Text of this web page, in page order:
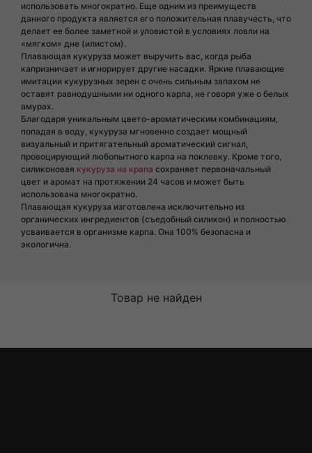
использовать многократно. Еще одним из преимуществ
данного продукта является его положительная плавучесть, что
делает ее более заметной и уловистой в условиях ловли на
«мягком» дне (илистом).
Плавающая кукуруза может выручить вас, когда рыба
капризничает и игнорирует другие насадки. Яркие плавающие
имитации кукурузных зерен с очень сильным запахом не
оставят равнодушными ни одного карпа, не говоря уже о белых
амурах.
Благодаря уникальным цвето-ароматическим комбинациям,
попадая в воду, кукуруза мгновенно создает мощный
визуальный и притягательный ароматический сигнал,
провоцирующий любопытного карпа на поклевку. Кроме того,
силиконовая кукуруза на крапа сохраняет первоначальный
цвет и аромат на протяжении 24 часов и может быть
использована многократно.
Плавающая кукуруза изготовлена исключительно из
органических ингредиентов (съедобный силикон) и полностью
усваивается в организме карпа. Она 100% безопасна и
экологична.
Товар не найден